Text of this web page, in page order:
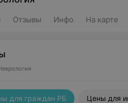
Отзывы Инфо На карте
для граждан РБ Цены для